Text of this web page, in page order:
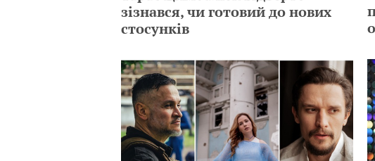
зізнався, чи готовий до нових
стосунків